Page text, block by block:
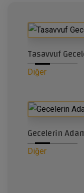
Tasavvuf
Diğer
Gecelerin
Diğer